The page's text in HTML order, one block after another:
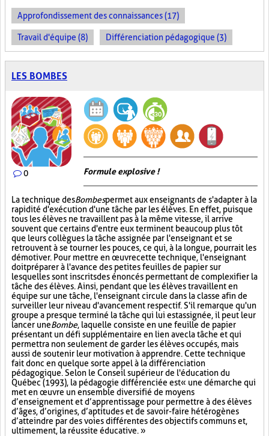
Approfondissement des connaissances (17)
Travail d'équipe (8) Différenciation pédagogique (3)
LES BOMBES
0 Formule explosive !
La technique desBombespermet aux enseignants de s'adapter à la
rapidité d'exécution d'une tâche par les élèves. En effet, puisque
tous les élèves ne travaillent pas à la même vitesse, il arrive
souvent que certains d'entre eux terminent beaucoup plus tôt
que leurs collègues la tâche assignée par l'enseignant et se
retrouvent à se tourner les pouces, ce qui, à la longue, pourrait les
démotiver. Pour mettre en œuvre cette technique, l'enseignant
doit préparer à l'avance des petites feuilles de papier sur
lesquelles sont inscrits des énoncés permettant de complexifier la
tâche des élèves. Ainsi, pendant que les élèves travaillent en
équipe sur une tâche, l'enseignant circule dans la classe afin de
surveiller leur niveau d'avancement respectif. S'il remarque qu'un
groupe a presque terminé la tâche qui lui est assignée, il peut leur
lancer uneBombe, laquelle consiste en une feuille de papier
présentant un défi supplémentaire en lien avec la tâche et qui
permettra non seulement de garder les élèves occupés, mais
aussi de soutenir leur motivation à apprendre. Cette technique
fait donc en quelque sorte appel à la différenciation
pédagogique. Selon le Conseil supérieur de l'éducation du
Québec (1993), la pédagogie différenciée est « une démarche qui
met en œuvre un ensemble diversifié de moyens
d’enseignement et d’apprentissage pour permettre à des élèves
d’âges, d’origines, d’aptitudes et de savoir-faire hétérogènes
d’atteindre par des voies différentes des objectifs communs et,
ultimement, la réussite éducative. »